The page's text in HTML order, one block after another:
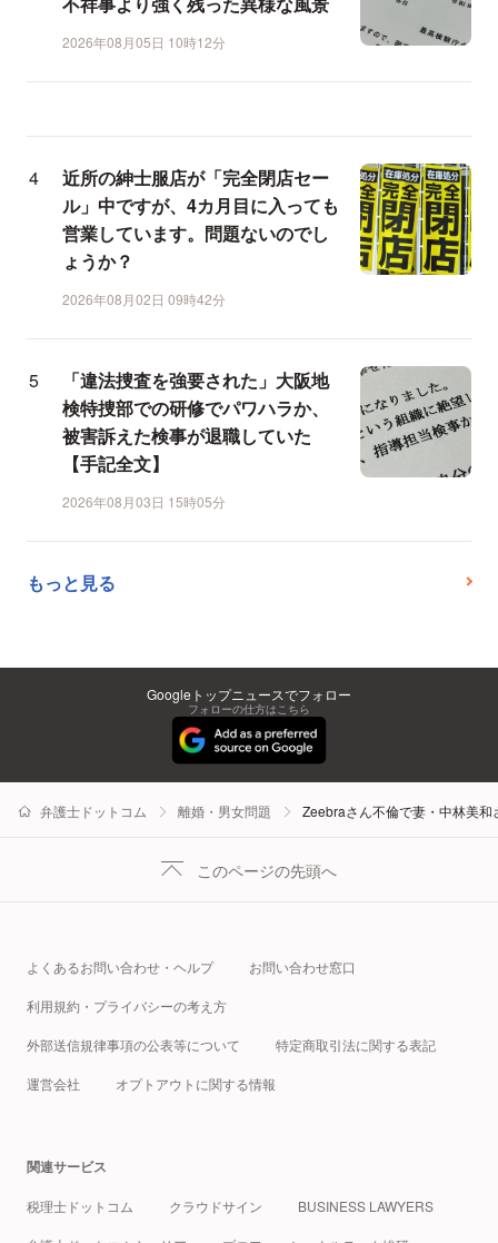
2026年08月05日 10時12分
近所の紳士服店が「完全閉店セー
ル」中ですが、4カ月目に入っても
営業しています。問題ないのでし
ょうか？
2026年08月02日 09時42分
「違法捜査を強要された」大阪地
検特捜部での研修でパワハラか、
被害訴えた検事が退職していた
【手記全文】
2026年08月03日 15時05分
もっと見る
Googleトップニュースでフォロー
フォローの仕方はこちら
弁護士ドットコム 離婚・男女問題 Zeebraさん不倫で妻・中林美
このページの先頭へ
よくあるお問い合わせ・ヘルプ お問い合わせ窓口
利用規約・プライバシーの考え方
外部送信規律事項の公表等について 特定商取引法に関する表記
運営会社 オプトアウトに関する情報
関連サービス
税理士ドットコム クラウドサイン BUSINESS LAWYERS